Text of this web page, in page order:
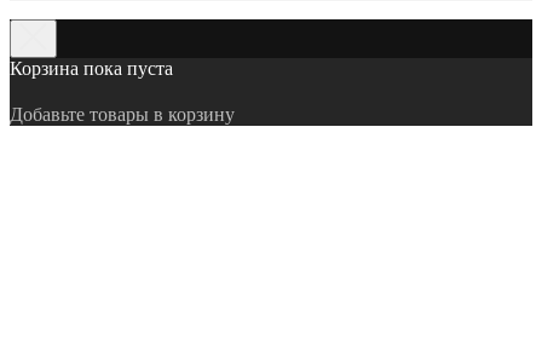
Корзина пока пуста
Добавьте товары в корзину